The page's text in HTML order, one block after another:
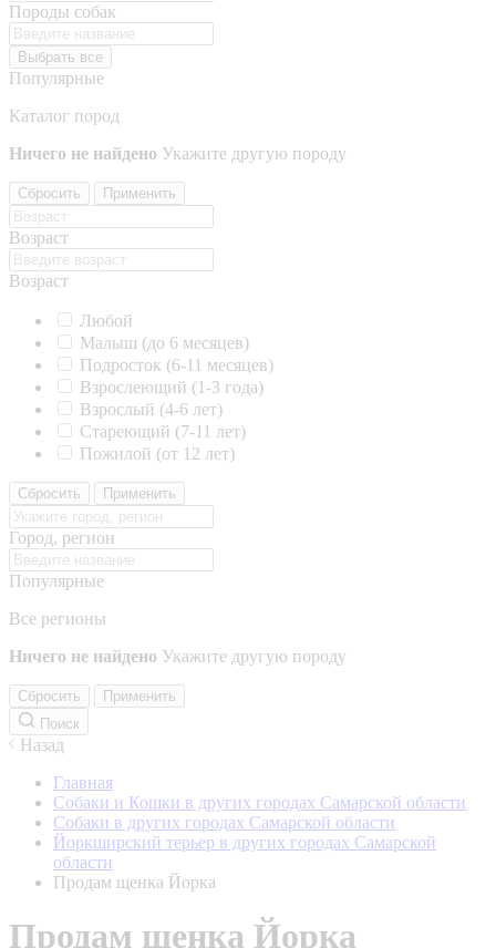
Породы собак
Выбрать все
Популярные
Каталог пород
Ничего не найдено Укажите другую породу
Сбросить Применить
Возраст
Возраст
Любой
Малыш (до 6 месяцев)
Подросток (6-11 месяцев)
Взрослеющий (1-3 года)
Взрослый (4-6 лет)
Стареющий (7-11 лет)
Пожилой (от 12 лет)
Сбросить Применить
Город, регион
Популярные
Все регионы
Ничего не найдено Укажите другую породу
Сбросить
Применить
Поиск
Назад
Главная
Собаки и Кошки в других городах Самарской области
Собаки в других городах Самарской области
Йоркширский терьер в других городах Самарской
области
Продам щенка Йорка
Продам щенка Йорка